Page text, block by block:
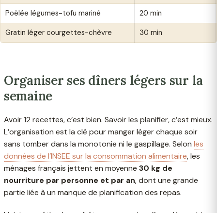
Poêlée légumes-tofu mariné
20 min
Gratin léger courgettes-chèvre
30 min
Organiser ses dîners légers sur la
semaine
Avoir 12 recettes, c’est bien. Savoir les planifier, c’est mieux.
L’organisation est la clé pour manger léger chaque soir
sans tomber dans la monotonie ni le gaspillage. Selon les
données de l’INSEE sur la consommation alimentaire, les
ménages français jettent en moyenne 30 kg de
nourriture par personne et par an, dont une grande
partie liée à un manque de planification des repas.